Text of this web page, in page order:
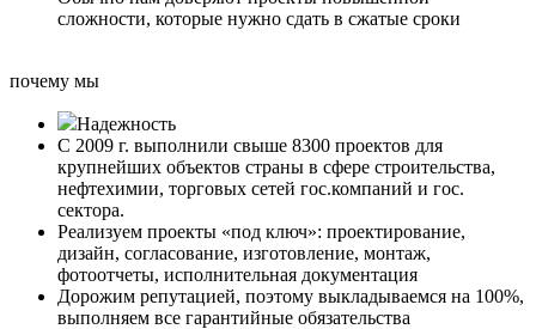
сложности, которые нужно сдать в сжатые сроки
почему мы
Надежность
С 2009 г. выполнили свыше 8300 проектов для
крупнейших объектов страны в сфере строительства,
нефтехимии, торговых сетей гос.компаний и гос.
сектора.
Реализуем проекты «под ключ»: проектирование,
дизайн, согласование, изготовление, монтаж,
фотоотчеты, исполнительная документация
Дорожим репутацией, поэтому выкладываемся на 100%,
выполняем все гарантийные обязательства